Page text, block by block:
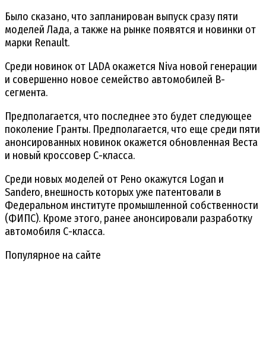
Было сказано, что запланирован выпуск сразу пяти
моделей Лада, а также на рынке появятся и новинки от
марки Renault.
Среди новинок от LADA окажется Niva новой генерации
и совершенно новое семейство автомобилей В-
сегмента.
Предполагается, что последнее это будет следующее
поколение Гранты. Предполагается, что еще среди пяти
анонсированных новинок окажется обновленная Веста
и новый кроссовер С-класса.
Среди новых моделей от Рено окажутся Logan и
Sandero, внешность которых уже патентовали в
Федеральном институте промышленной собственности
(ФИПС). Кроме этого, ранее анонсировали разработку
автомобиля С-класса.
Популярное на сайте